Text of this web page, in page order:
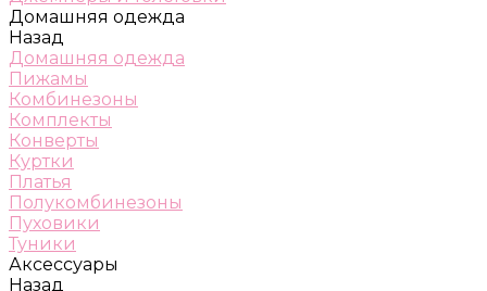
Домашняя одежда
Назад
Домашняя одежда
Пижамы
Комбинезоны
Комплекты
Конверты
Куртки
Платья
Полукомбинезоны
Пуховики
Туники
Аксессуары
Назад